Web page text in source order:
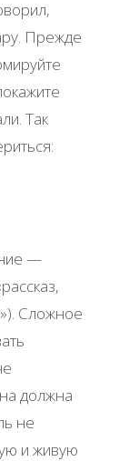
Прежде
Так
—
Сложное
должна
не
и живую